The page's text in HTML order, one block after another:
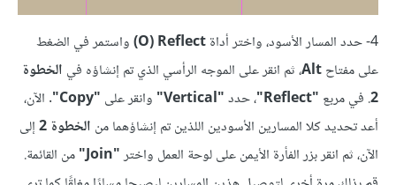
4- حدد المسار الأسود، واختر أداة Reflect ‏(O)‏
واستمر في الضغط
على مفتاحAlt، ثم انقر على الموجه الرأسي الذي تم إنشاؤه في الخطوة
2. في مربع "Reflect" ، حدد"Vertical" وانقر على "Copy"
. الآن،
أعد تحديد كلا المسارين الأسودين اللذين تم إنشاؤهما من الخطوة 2
إلى
الآن، ثم انقر بزر الفأرة الأيمن على لوحة العمل واختر"Join"
من القائمة.